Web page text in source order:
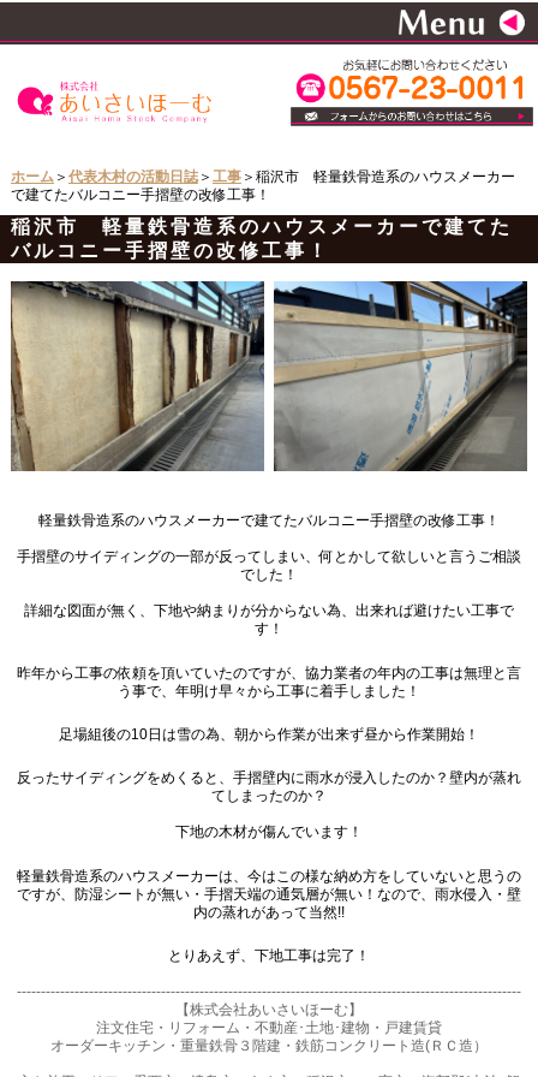
ホーム＞ 代表木村の活動日誌＞ 工事＞稲沢市 軽量鉄骨造系のハウスメーカー
で建てたバルコニー手摺壁の改修工事！
稲沢市 軽量鉄骨造系のハウスメーカーで建てた
バルコニー手摺壁の改修工事！
軽量鉄骨造系のハウスメーカーで建てたバルコニー手摺壁の改修工事！
手摺壁のサイディングの一部が反ってしまい、何とかして欲しいと言うご相談
でした！
詳細な図面が無く、下地や納まりが分からない為、出来れば避けたい工事で
す！
昨年から工事の依頼を頂いていたのですが、協力業者の年内の工事は無理と言
う事で、年明け早々から工事に着手しました！
足場組後の10日は雪の為、朝から作業が出来ず昼から作業開始！
反ったサイディングをめくると、手摺壁内に雨水が浸入したのか？壁内が蒸れ
てしまったのか？
下地の木材が傷んでいます！
軽量鉄骨造系のハウスメーカーは、今はこの様な納め方をしていないと思うの
ですが、防湿シートが無い・手摺天端の通気層が無い！なので、雨水侵入・壁
内の蒸れがあって当然!!
とりあえず、下地工事は完了！
---------------------------------------------------------------------------------------------------------
【株式会社あいさいほーむ】
注文住宅・リフォーム・不動産･土地･建物・戸建賃貸
オーダーキッチン・重量鉄骨３階建・鉄筋コンクリート造(ＲＣ造）